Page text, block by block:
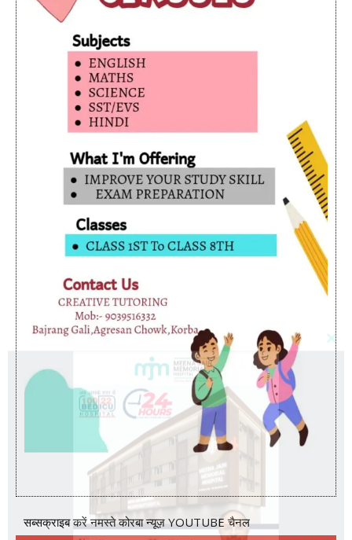
सब्सक्राइब करें नमस्ते कोरबा न्यूज़ YOUTUBE चैनल